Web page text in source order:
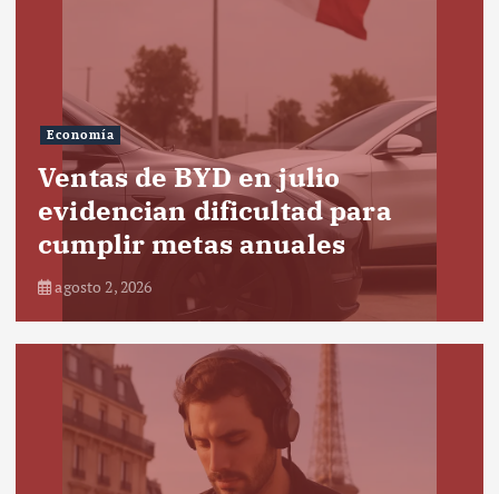
Economía
Ventas de BYD en julio
evidencian dificultad para
cumplir metas anuales
agosto 2, 2026